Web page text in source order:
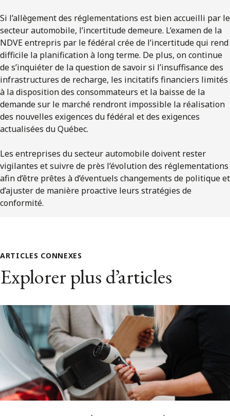
Si l’allègement des réglementations est bien accueilli par le
secteur automobile, l’incertitude demeure. L’examen de la
NDVE entrepris par le fédéral crée de l’incertitude qui rend
difficile la planification à long terme. De plus, on continue
de s’inquiéter de la question de savoir si l’insuffisance des
infrastructures de recharge, les incitatifs financiers limités
à la disposition des consommateurs et la baisse de la
demande sur le marché rendront impossible la réalisation
des nouvelles exigences du fédéral et des exigences
actualisées du Québec.
Les entreprises du secteur automobile doivent rester
vigilantes et suivre de près l’évolution des réglementations
afin d’être prêtes à d’éventuels changements de politique et
d’ajuster de manière proactive leurs stratégies de
conformité.
ARTICLES CONNEXES
Explorer plus d’articles